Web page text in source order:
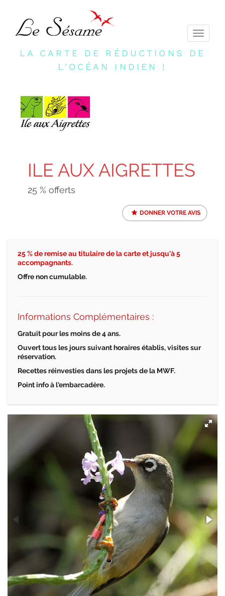
Toggle
LA CARTE DE RÉDUCTIONS DE
L'OCÉAN INDIEN !
ILE AUX AIGRETTES
25 % offerts
DONNER VOTRE AVIS
25 % de remise au titulaire de la carte et jusqu'à 5
accompagnants.
Offre non cumulable.
Informations Complémentaires :
Gratuit pour les moins de 4 ans.
Ouvert tous les jours suivant horairesétablis, visites sur
réservation.
Recettes réinvesties dans les projets de la MWF.
Point infoàl'embarcadère.